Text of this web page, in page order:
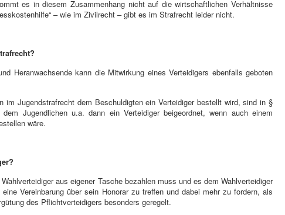
es in diesem Zusammenhang nicht auf die wirtschaftlichen Verhältnisse
– wie im Zivilrecht – gibt es im Strafrecht leider nicht.
Heranwachsende kann die Mitwirkung eines Verteidigers ebenfalls geboten
im Jugendstrafrecht dem Beschuldigten ein Verteidiger bestellt wird, sind in §
Jugendlichen u.a. dann ein Verteidiger beigeordnet, wenn auch einem
wäre.
aus eigener Tasche bezahlen muss und es dem Wahlverteidiger
Vereinbarung über sein Honorar zu treffen und dabei mehr zu fordern, als
des Pflichtverteidigers besonders geregelt.